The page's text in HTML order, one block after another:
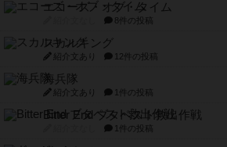
エコーズ・オブ・タイム
8件の投稿
スカルキング
紹介文あり 12件の投稿
海兵隊
紹介文あり 1件の投稿
Bitter End ブタペスト救出作戦
1件の投稿